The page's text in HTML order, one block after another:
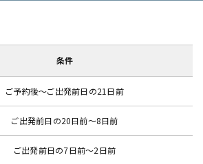
条件
ご予約後～ご出発前日の21日前
ご出発前日の20日前～8日前
ご出発前日の7日前～2日前